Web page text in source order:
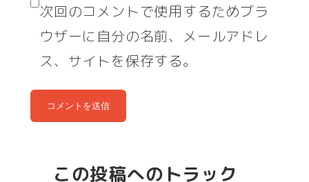
次回のコメントで使用するためブラ
ウザーに自分の名前、メールアドレ
ス、サイトを保存する。
この投稿へのトラック